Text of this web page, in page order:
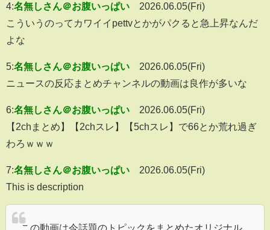
4:名無しさん＠お腹いっぱい
2026.06.05(Fri)
こういうのってカワイイpettvとかがパクると急上昇なんだ
よな
5:名無しさん＠お腹いっぱい
2026.06.05(Fri)
ニュースの反応まとめチャンネルの動画は良作が多いな
6:名無しさん＠お腹いっぱい
2026.06.05(Fri)
【2chまとめ】【2chスレ】【5chスレ】で66とか荒れ過ぎ
わろｗｗｗ
7:名無しさん＠お腹いっぱい
2026.06.05(Fri)
This is description
この動画は今話題のトピックをまとめたオリジナル